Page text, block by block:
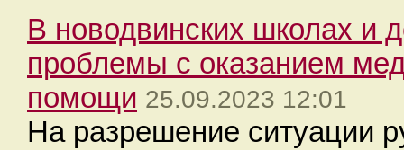
В новодвинских школах и
проблемы с оказанием
помощи 25.09.2023 12:01
На разрешение ситуации